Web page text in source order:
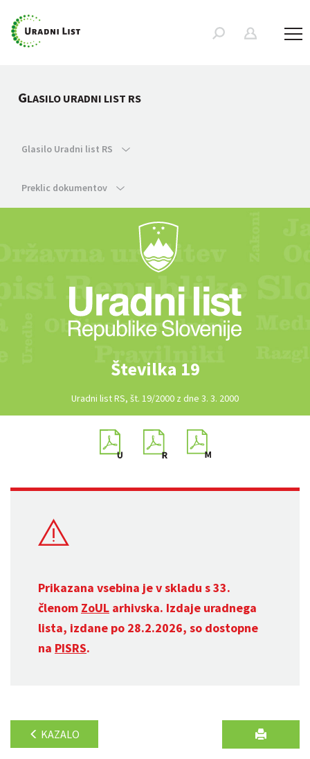
GLASILO URADNI LIST RS
Glasilo Uradni list RS
Preklic dokumentov
Številka 19
Uradni list RS, št. 19/2000 z dne 3. 3. 2000
Prikazana vsebina je v skladu s 33.
členom ZoUL arhivska. Izdaje uradnega
lista, izdane po 28.2.2026, so dostopne
na PISRS.
KAZALO